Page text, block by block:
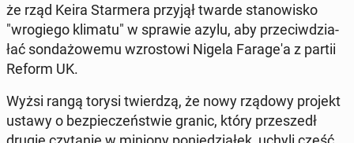
że rząd Keira Star­me­ra przyjął twarde sta­no­wi­sko
"wro­gie­go klimatu" w sprawie azylu, aby prze­ciw­dzia­
łać son­da­żo­we­mu wzro­sto­wi Nigela Fa­ra­ge­'a z partii
Reform UK.
Wyżsi rangą torysi twier­dzą, że nowy rządowy projekt
ustawy o bez­pie­czeń­stwie granic, który prze­szedł